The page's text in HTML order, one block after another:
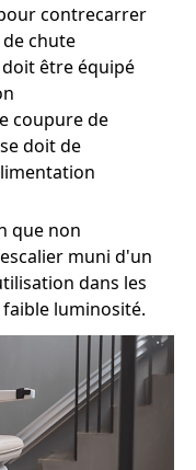
contrecarrer
chute
être équipé
coupure de
doit de
que non
muni d'un
dans les
faible luminosité.